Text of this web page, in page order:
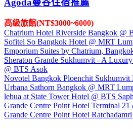
Agoda曼谷住宿推薦
高級旅館(NT$3000~6000)
Chatrium Hotel Riverside Bangkok @
Sofitel So Bangkok Hotel @ MRT
Emporium Suites by Chatrium,
Sheraton Grande Sukhumvit - A
@ BTS Asok
Novotel Bangkok Ploenchit
Urbana Sathorn Bangkok @ MRT
lebua at State Tower Hotel @ BTS
Grande Centre Point Hotel Terminal
Grande Centre Point Hotel